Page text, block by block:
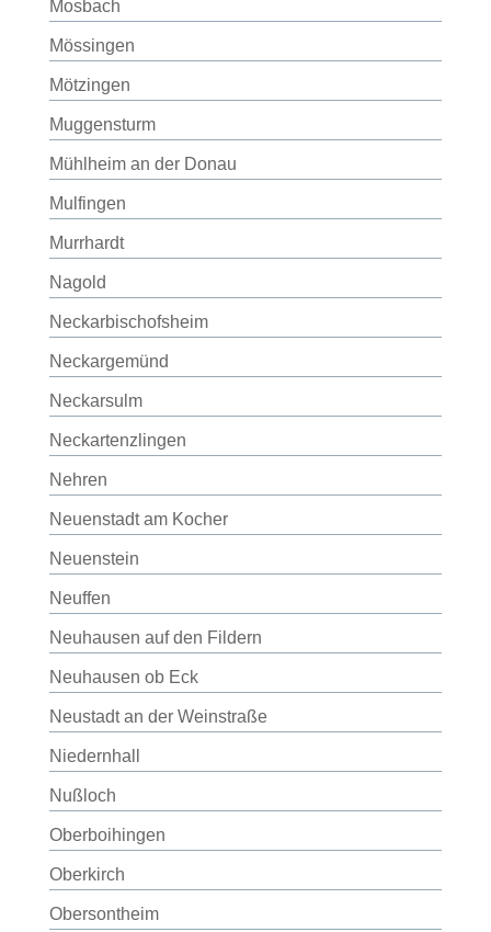
Mosbach
Mössingen
Mötzingen
Muggensturm
Mühlheim an der Donau
Mulfingen
Murrhardt
Nagold
Neckarbischofsheim
Neckargemünd
Neckarsulm
Neckartenzlingen
Nehren
Neuenstadt am Kocher
Neuenstein
Neuffen
Neuhausen auf den Fildern
Neuhausen ob Eck
Neustadt an der Weinstraße
Niedernhall
Nußloch
Oberboihingen
Oberkirch
Obersontheim